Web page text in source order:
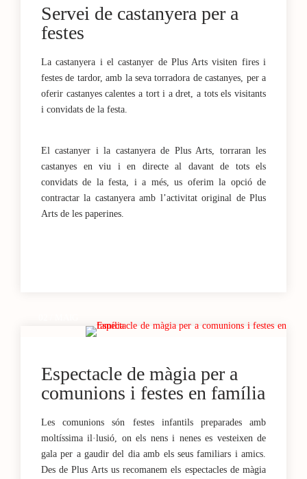
Servei de castanyera per a
festes
La castanyera i el castanyer de Plus Arts visiten fires i
festes de tardor, amb la seva torradora de castanyes, per a
oferir castanyes calentes a tort i a dret, a tots els visitants
i convidats de la festa.
El castanyer i la castanyera de Plus Arts, torraran les
castanyes en viu i en directe al davant de tots els
convidats de la festa, i a més, us oferim la opció de
contractar la castanyera amb l’activitat original de Plus
Arts de les paperines.
Espectacle de màgia per a
comunions i festes en família
Les comunions són festes infantils preparades amb
moltíssima il·lusió, on els nens i nenes es vesteixen de
gala per a gaudir del dia amb els seus familiars i amics.
Des de Plus Arts us recomanem els espectacles de màgia